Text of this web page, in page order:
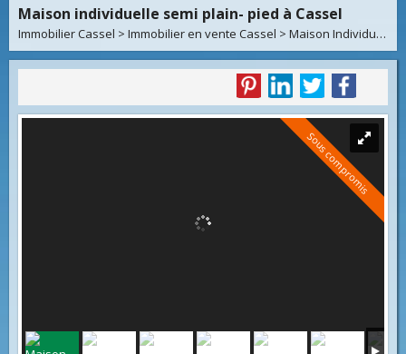
Maison individuelle semi plain- pied à Cassel
Immobilier Cassel > Immobilier en vente Cassel > Maison Individuelle en vente Cassel
Sous compromis